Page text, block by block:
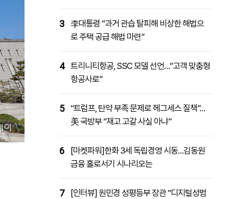
3 李대통령 “과거 관습 탈피해 비상한 해법으
로 주택 공급 해법 마련”
4 트리니티항공, SSC 모델 선언…“고객 맞춤형
항공사로”
5 “트럼프, 탄약 부족 문제로 헤그세스 질책”…
美 국방부 “재고 고갈 사실 아냐”
6
[마켓파워]한화 3세 독립경영 시동…김동원
금융 홀로서기 시나리오는
7
[인터뷰] 원민경 성평등부 장관 “디지털성범